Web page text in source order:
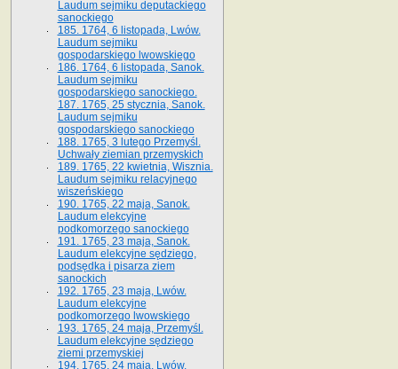
Laudum sejmiku deputackiego
sanockiego
185. 1764, 6 listopada, Lwów.
Laudum sejmiku
gospodarskiego lwowskiego
186. 1764, 6 listopada, Sanok.
Laudum sejmiku
gospodarskiego sanockiego.
187. 1765, 25 stycznia, Sanok.
Laudum sejmiku
gospodarskiego sanockiego
188. 1765, 3 lutego Przemyśl.
Uchwały ziemian przemyskich
189. 1765, 22 kwietnia, Wisznia.
Laudum sejmiku relacyjnego
wiszeńskiego
190. 1765, 22 maja, Sanok.
Laudum elekcyjne
podkomorzego sanockiego
191. 1765, 23 maja, Sanok.
Laudum elekcyjne sędziego,
podsędka i pisarza ziem
sanockich
192. 1765, 23 maja, Lwów.
Laudum elekcyjne
podkomorzego lwowskiego
193. 1765, 24 maja, Przemyśl.
Laudum elekcyjne sędziego
ziemi przemyskiej
194. 1765, 24 maja, Lwów.